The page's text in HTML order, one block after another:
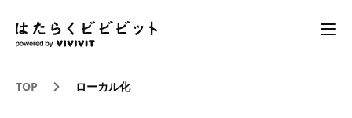
TOP ローカル化